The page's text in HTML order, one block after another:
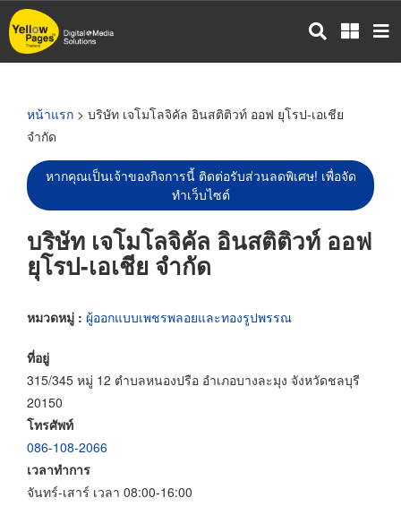
ข้าม
ไป
หน้าแรก > บริษัท เจโมโลจิคัล อินสติติวท์ ออฟ ยุโรป-เอเชีย
จำกัด
หากคุณเป็นเจ้าของกิจการนี้ ติดต่อรับส่วนลดพิเศษ! เพื่อจัด
ทำเว็บไซต์
บริษัท เจโมโลจิคัล อินสติติวท์ ออฟ
ยุโรป-เอเชีย จำกัด
หมวดหมู่ : ผู้ออกแบบเพชรพลอยและทองรูปพรรณ
ที่อยู่
315/345 หมู่ 12 ตำบลหนองปรือ อำเภอบางละมุง จังหวัดชลบุรี
20150
โทรศัพท์
086-108-2066
เวลาทำการ
จันทร์-เสาร์ เวลา 08:00-16:00